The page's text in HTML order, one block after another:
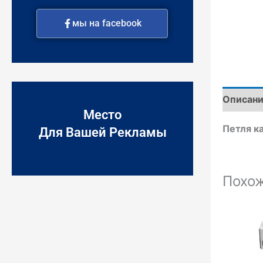
мы на facebook
Место
Для Вашей Рекламы
Петля